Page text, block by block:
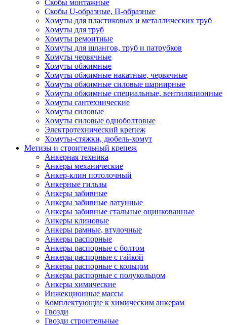
Скобы монтажные
Скобы U-образные, П-образные
Хомуты для пластиковых и металлических труб
Хомуты для труб
Хомуты ремонтные
Хомуты для шлангов, труб и патрубков
Хомуты червячные
Хомуты обжимные
Хомуты обжимные накатные, червячные
Хомуты обжимные силовые шарнирные
Хомуты обжимные специальные, вентиляционные
Хомуты сантехнические
Хомуты силовые
Хомуты силовые одноболтовые
Электротехнический крепеж
Хомуты-стяжки, дюбель-хомут
Метизы и строительный крепеж
Анкерная техника
Анкеры механические
Анкер-клин потолочный
Анкерные гильзы
Анкеры забивные
Анкеры забивные латунные
Анкеры забивные стальные оцинкованные
Анкеры клиновые
Анкеры рамные, втулочные
Анкеры распорные
Анкеры распорные с болтом
Анкеры распорные с гайкой
Анкеры распорные с кольцом
Анкеры распорные с полукольцом
Анкеры химические
Инжекционные массы
Комплектующие к химическим анкерам
Гвозди
Гвозди строительные